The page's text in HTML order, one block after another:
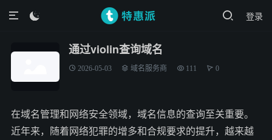
登录

通过violin查询域名
2026-05-03 域名服务商 111 0
在域名管理和网络安全领域，域名信息的查询至关重要。
近年来，随着网络犯罪的增多和合规要求的提升，越来越